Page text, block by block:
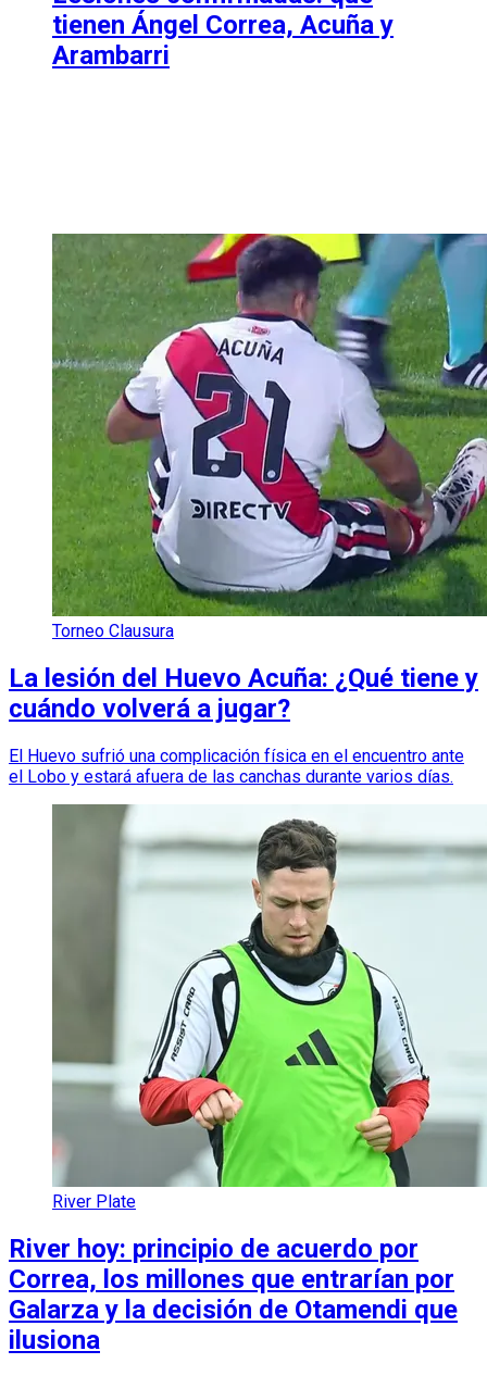
tienen Ángel Correa, Acuña y
Arambarri
Torneo Clausura
La lesión del Huevo Acuña: ¿Qué tiene y
cuándo volverá a jugar?
El Huevo sufrió una complicación física en el encuentro ante
el Lobo y estará afuera de las canchas durante varios días.
River Plate
River hoy: principio de acuerdo por
Correa, los millones que entrarían por
Galarza y la decisión de Otamendi que
ilusiona